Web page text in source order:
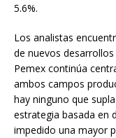
5.6%.
Los analistas
de nuevos
Pemex continúa
ambos campos
hay ninguno que
estrategia basada en
impedido una mayor